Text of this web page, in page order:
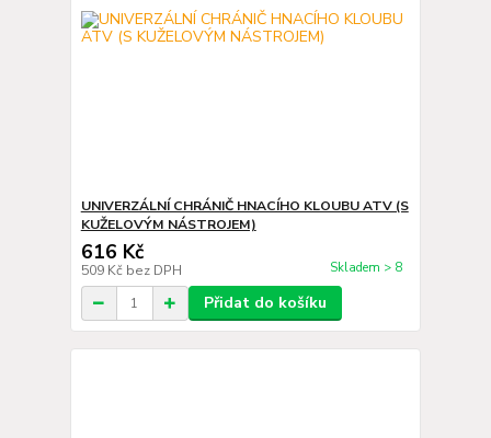
UNIVERZÁLNÍ CHRÁNIČ HNACÍHO KLOUBU ATV (S
KUŽELOVÝM NÁSTROJEM)
616 Kč
509 Kč bez DPH Skladem > 8
Přidat do košíku